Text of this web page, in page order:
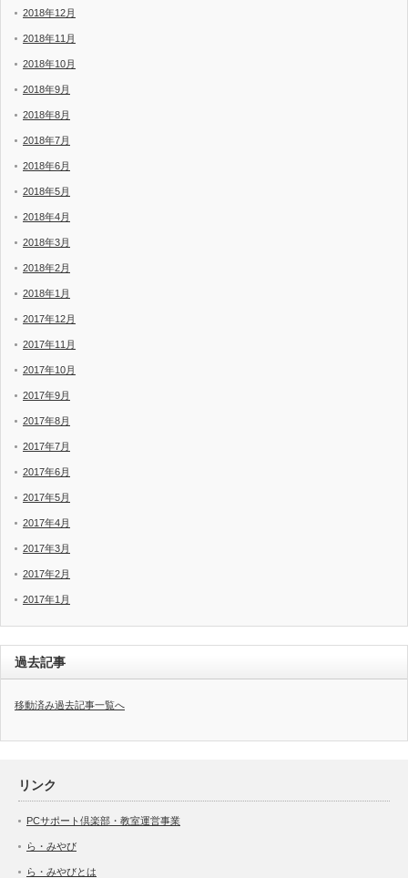
2018年12月
2018年11月
2018年10月
2018年9月
2018年8月
2018年7月
2018年6月
2018年5月
2018年4月
2018年3月
2018年2月
2018年1月
2017年12月
2017年11月
2017年10月
2017年9月
2017年8月
2017年7月
2017年6月
2017年5月
2017年4月
2017年3月
2017年2月
2017年1月
過去記事
移動済み過去記事一覧へ
リンク
PCサポート倶楽部・教室運営事業
ら・みやび
ら・みやびとは